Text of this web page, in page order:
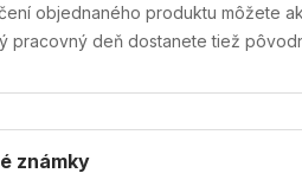
objednaného produktu môžete
pracovný deň dostanete tiež
známky